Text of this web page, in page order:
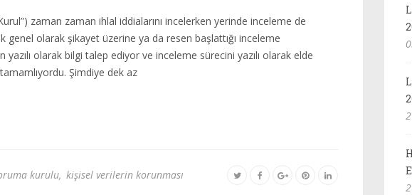
zaman zaman ihlal iddialarını incelerken yerinde inceleme de
genel olarak şikayet üzerine ya da resen başlattığı inceleme
yazılı olarak bilgi talep ediyor ve inceleme sürecini yazılı olarak elde
Şimdiye dek az
kurulu, kişisel verilerin korunması